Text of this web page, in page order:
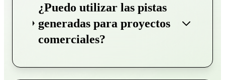
¿Puedo utilizar las pistas
generadas para proyectos
comerciales?